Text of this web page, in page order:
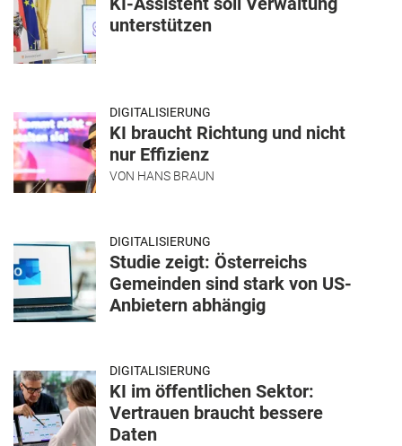
unterstützen
DIGITALISIERUNG
KI braucht Richtung und nicht
nur Effizienz
VON HANS BRAUN
DIGITALISIERUNG
Studie zeigt: Österreichs
Gemeinden sind stark von US-
Anbietern abhängig
DIGITALISIERUNG
KI im öffentlichen Sektor:
Vertrauen braucht bessere
Daten